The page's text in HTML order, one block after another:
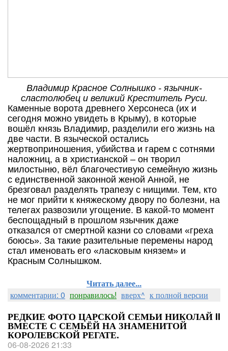
Владимир Красное Солнышко - язычник-
сластолюбец и великий Креститель Руси.
Каменные ворота древнего Херсонеса (их и
сегодня можно увидеть в Крыму), в которые
вошёл князь Владимир, разделили его жизнь на
две части. В языческой остались
жертвоприношения, убийства и гарем с сотнями
наложниц, а в христианской – он творил
милостыню, вёл благочестивую семейную жизнь
с единственной законной женой Анной, не
брезговал разделять трапезу с нищими. Тем, кто
не мог прийти к княжескому двору по болезни, на
телегах развозили угощение. В какой-то момент
беспощадный в прошлом язычник даже
отказался от смертной казни со словами «греха
боюсь». За такие разительные перемены народ
стал именовать его «ласковым князем» и
Красным Солнышком.
Читать далее...
комментарии: 0 понравилось! вверх^ к полной версии
РЕДКИЕ ФОТО ЦАРСКОЙ СЕМЬИ НИКОЛАЙ II
ВМЕСТЕ С СЕМЬЁЙ НА ЗНАМЕНИТОЙ
КОРОЛЕВСКОЙ РЕГАТЕ.
06-08-2026 21:33